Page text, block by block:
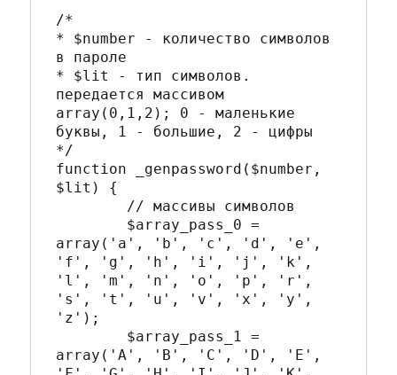
/*
* $number - количество символов
в пароле
* $lit - тип символов.
передается массивом
array(0,1,2); 0 - маленькие
буквы, 1 - большие, 2 - цифры
*/
function _genpassword($number,
$lit) {
array('a', 'b', 'c', 'd', 'e',
'f', 'g', 'h', 'i', 'j', 'k',
'l', 'm', 'n', 'o', 'p', 'r',
's', 't', 'u', 'v', 'x', 'y',
'z');
array('A', 'B', 'C', 'D', 'E',